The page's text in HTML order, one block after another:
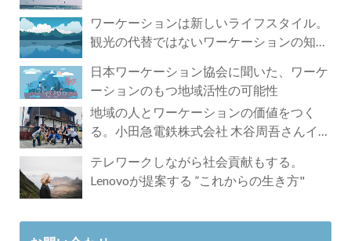
ワーケーションは新しいライフスタイル。
観光の代替ではないワーケーションの知ら
日本ワーケーション協会に聞いた、ワーケ
ーションのもつ地域活性の可能性
地域の人とワーケーションの価値をつく
る。小田急電鉄株式会社 木谷周吾さんイン
テレワークしながら社会貢献もする。
Lenovoが提案する ”これからの生き方"